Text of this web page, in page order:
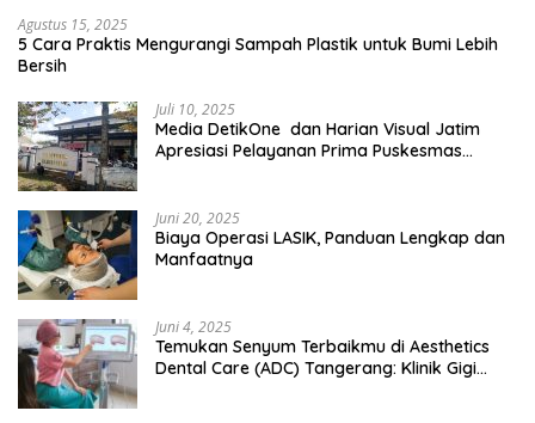
Agustus 15, 2025
5 Cara Praktis Mengurangi Sampah Plastik untuk Bumi Lebih
Bersih
Juli 10, 2025
Media DetikOne dan Harian Visual Jatim
Apresiasi Pelayanan Prima Puskesmas
Juni 20, 2025
Biaya Operasi LASIK, Panduan Lengkap dan
Manfaatnya
Juni 4, 2025
Temukan Senyum Terbaikmu di Aesthetics
Dental Care (ADC) Tangerang: Klinik Gigi